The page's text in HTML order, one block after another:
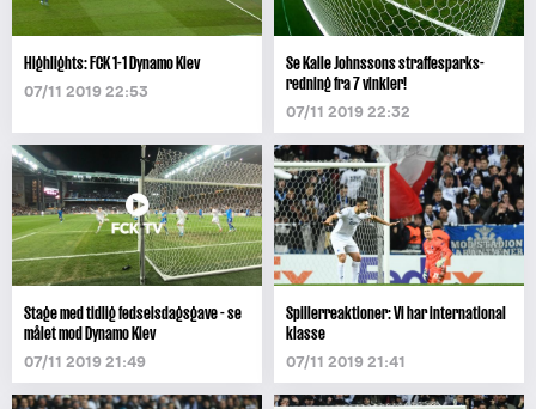
Highlights: FCK 1-1 Dynamo Kiev
07/11 2019 22:53
Se Kalle Johnssons straffesparks­
redning fra 7 vinkler!
07/11 2019 22:32
Stage med tidlig fødselsdagsgave - se
målet mod Dynamo Kiev
07/11 2019 21:49
Spillerreaktioner: Vi har international
klasse
07/11 2019 21:41